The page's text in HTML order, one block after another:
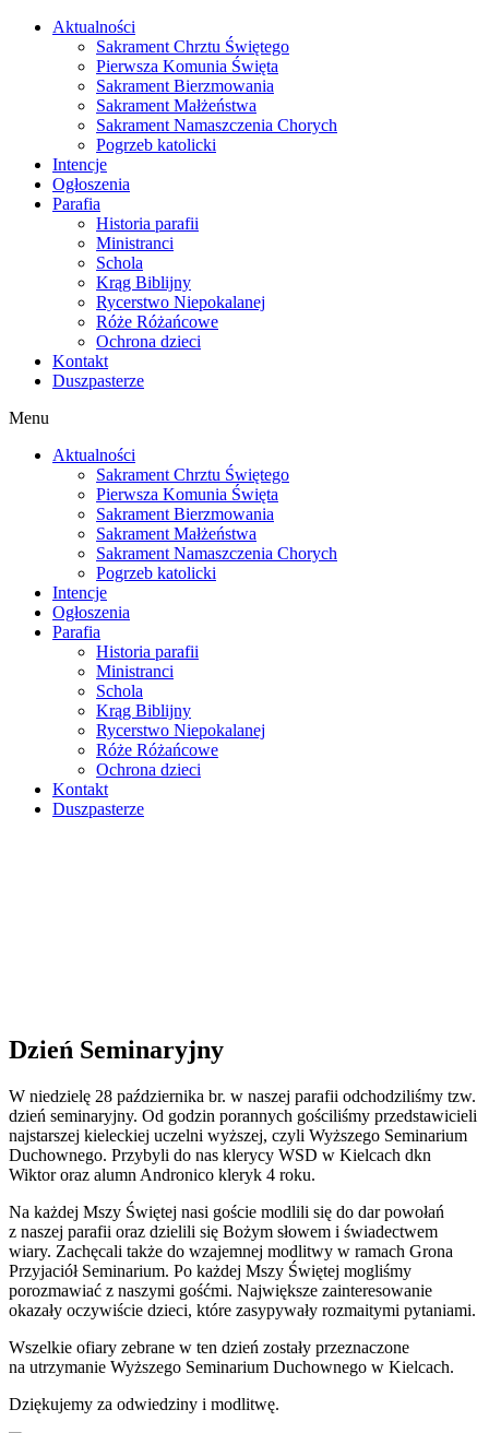
Skip
Aktualności
Sakrament Chrztu Świętego
Pierwsza Komunia Święta
Sakrament Bierzmowania
Sakrament Małżeństwa
Sakrament Namaszczenia Chorych
Pogrzeb katolicki
Intencje
Ogłoszenia
Parafia
Historia parafii
Ministranci
Schola
Krąg Biblijny
Rycerstwo Niepokalanej
Róże Różańcowe
Ochrona dzieci
Kontakt
Duszpasterze
Menu
Aktualności
Sakrament Chrztu Świętego
Pierwsza Komunia Święta
Sakrament Bierzmowania
Sakrament Małżeństwa
Sakrament Namaszczenia Chorych
Pogrzeb katolicki
Intencje
Ogłoszenia
Parafia
Historia parafii
Ministranci
Schola
Krąg Biblijny
Rycerstwo Niepokalanej
Róże Różańcowe
Ochrona dzieci
Kontakt
Duszpasterze
Dzień Seminaryjny
W niedzielę 28 października br. w naszej parafii odchodziliśmy tzw.
dzień seminaryjny. Od godzin porannych gościliśmy przedstawicieli
najstarszej kieleckiej uczelni wyższej, czyli Wyższego Seminarium
Duchownego. Przybyli do nas klerycy WSD w Kielcach dkn
Wiktor oraz alumn Andronico kleryk 4 roku.
Na każdej Mszy Świętej nasi goście modlili się do dar powołań
z naszej parafii oraz dzielili się Bożym słowem i świadectwem
wiary. Zachęcali także do wzajemnej modlitwy w ramach Grona
Przyjaciół Seminarium. Po każdej Mszy Świętej mogliśmy
porozmawiać z naszymi gośćmi. Największe zainteresowanie
okazały oczywiście dzieci, które zasypywały rozmaitymi pytaniami.
Wszelkie ofiary zebrane w ten dzień zostały przeznaczone
na utrzymanie Wyższego Seminarium Duchownego w Kielcach.
Dziękujemy za odwiedziny i modlitwę.